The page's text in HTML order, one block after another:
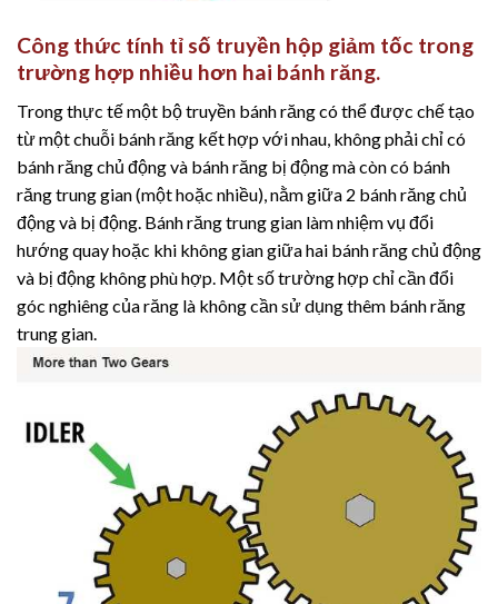
Công thức tính tỉ số truyền hộp giảm tốc trong
trường hợp nhiều hơn hai bánh răng.
Trong thực tế một bộ truyền bánh răng có thể được chế tạo
từ một chuỗi bánh răng kết hợp với nhau, không phải chỉ có
bánh răng chủ động và bánh răng bị động mà còn có bánh
răng trung gian (một hoặc nhiều), nằm giữa 2 bánh răng chủ
động và bị động. Bánh răng trung gian làm nhiệm vụ đổi
hướng quay hoặc khi không gian giữa hai bánh răng chủ động
và bị động không phù hợp. Một số trường hợp chỉ cần đổi
góc nghiêng của răng là không cần sử dụng thêm bánh răng
trung gian.